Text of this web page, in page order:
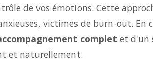
de vos émotions. Cette
victimes de burn-out. En
complet et d'un
et naturellement.